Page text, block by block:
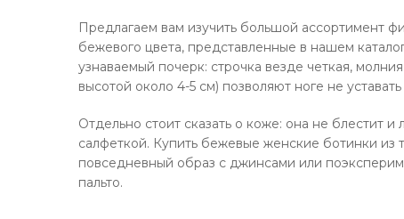
Предлагаем вам изучить большой ассортимент
бежевого цвета, представленные в нашем
узнаваемый почерк: строчка везде четкая,
высотой около 4-5 см) позволяют ноге не
Отдельно стоит сказать о коже: она не блестит
салфеткой. Купить бежевые женские ботинки из
повседневный образ с джинсами или
пальто.